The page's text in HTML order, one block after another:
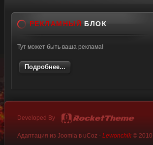
РЕКЛАМНЫЙ БЛОК
Тут может быть ваша реклама!
Подробнее...
Developed By
Адаптация из Joomla в uCoz - Lewonchik© 2010